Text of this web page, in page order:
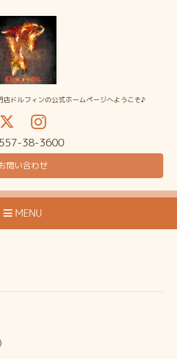
店ドルフィンの公式ホームページへようこそ♪
38-3600
問い合わせ
MENU